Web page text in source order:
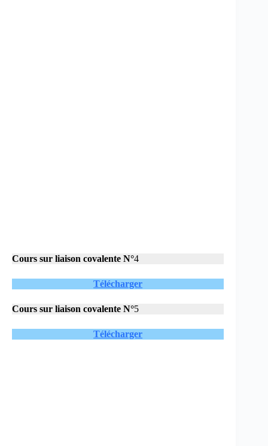
Cours sur liaison covalente N°4
Télécharger
Cours sur liaison covalente N°5
Télécharger